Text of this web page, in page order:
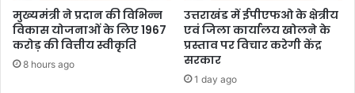
मुख्यमंत्री ने प्रदान की विभिन्न
विकास योजनाओं के लिए 1967
करोड़ की वित्तीय स्वीकृति
8 hours ago
उत्तराखंड में ईपीएफओ के क्षेत्रीय
एवं जिला कार्यालय खोलने के
प्रस्ताव पर विचार करेगी केंद्र
सरकार
1 day ago